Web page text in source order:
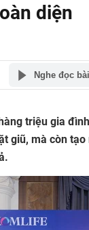
diện
Nghe đọc bài
triệu gia
giũ, mà còn